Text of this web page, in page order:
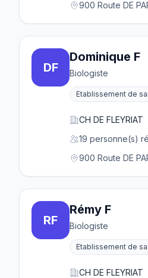
900 Route DE
DF
Dominique F
Biologiste
Etablissement de
CH DE FLEYRIAT
19 personne(s)
900 Route DE
RF
Rémy F
Biologiste
Etablissement de
CH DE FLEYRIAT